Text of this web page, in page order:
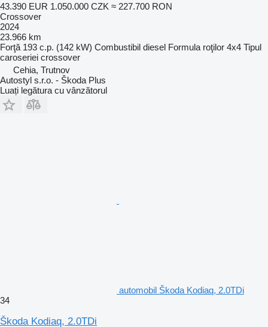
43.390 EUR 1.050.000 CZK ≈ 227.700 RON
Crossover
2024
23.966 km
Forţă 193 c.p. (142 kW) Combustibil diesel Formula roţilor 4x4 Tipul
caroseriei crossover
Cehia, Trutnov
Autostyl s.r.o. - Škoda Plus
Luați legătura cu vânzătorul
automobil Škoda Kodiaq, 2.0TDi
34
Škoda Kodiaq, 2.0TDi